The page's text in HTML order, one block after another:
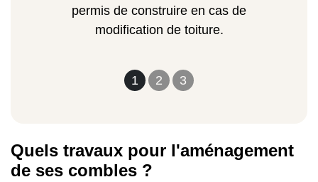
1 2 3
permis de construire en cas de
modification de toiture.
Quels travaux pour l'aménagement
de ses combles ?